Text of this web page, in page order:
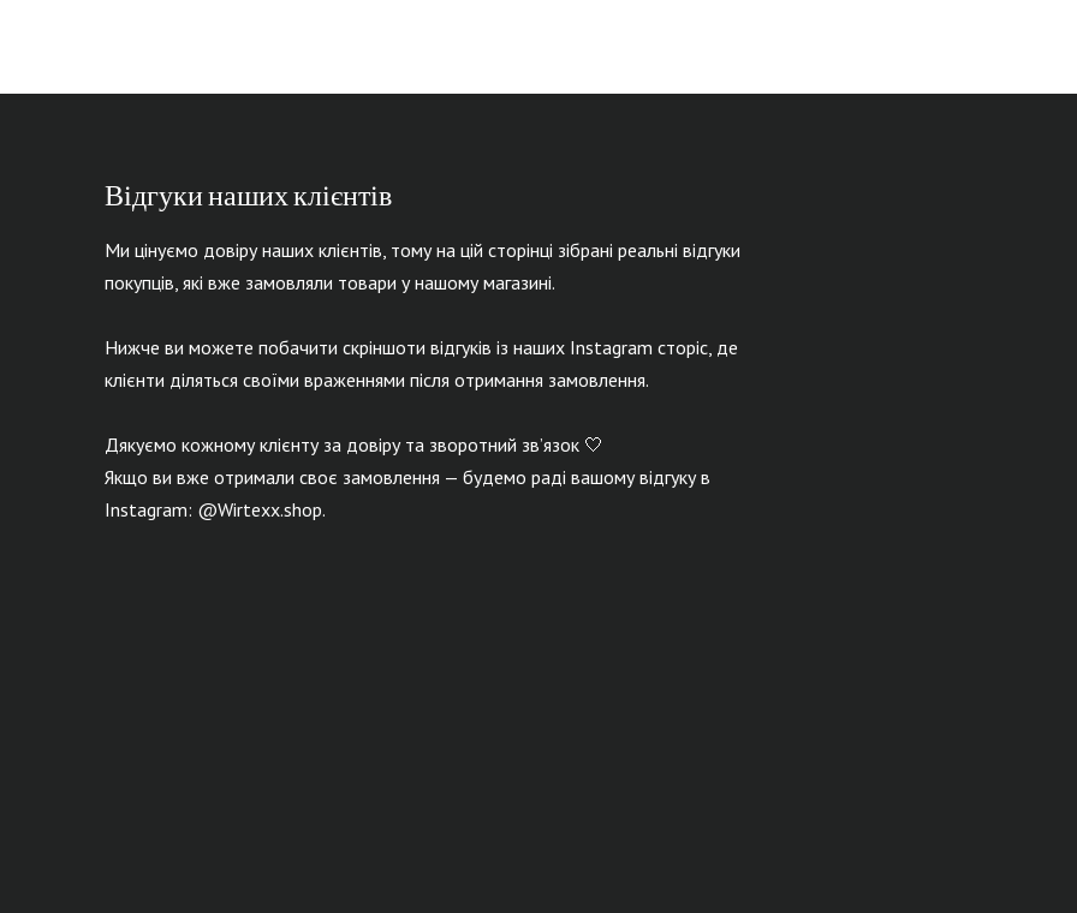
Відгуки наших клієнтів
Ми цінуємо довіру наших клієнтів, тому на цій сторінці зібрані реальні відгуки
покупців, які вже замовляли товари у нашому магазині.
Нижче ви можете побачити скріншоти відгуків із наших Instagram сторіс, де
клієнти діляться своїми враженнями після отримання замовлення.
Дякуємо кожному клієнту за довіру та зворотний зв’язок 🤍
Якщо ви вже отримали своє замовлення — будемо раді вашому відгуку в
Instagram: @Wirtexx.shop.